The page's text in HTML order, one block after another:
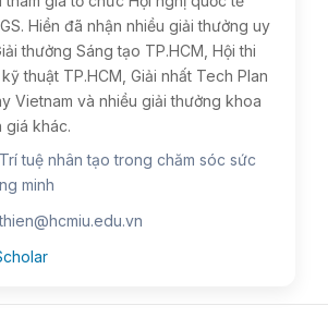
Hiền đã nhận nhiều giải thưởng uy
thưởng Sáng tạo TP.HCM, Hội thi
thuật TP.HCM, Giải nhất Tech Plan
Vietnam và nhiều giải thưởng khoa
giá khác.
Trí tuệ nhân tạo trong chăm sóc sức
minh